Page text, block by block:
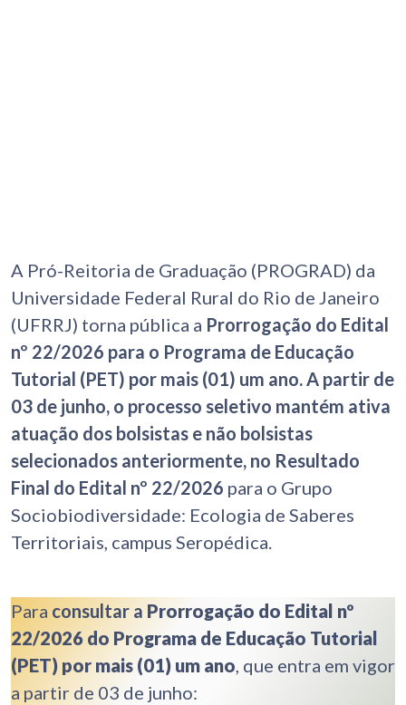
A Pró-Reitoria de Graduação (PROGRAD) da
Universidade Federal Rural do Rio de Janeiro
(UFRRJ) torna pública a Prorrogação do Edital
nº 22/2026 para o Programa de Educação
Tutorial (PET) por mais (01) um ano. A partir de
03 de junho, o processo seletivo mantém ativa
atuação dos bolsistas e não bolsistas
selecionados anteriormente, no Resultado
Final do Edital nº 22/2026 para o Grupo
Sociobiodiversidade: Ecologia de Saberes
Territoriais, campus Seropédica.
Para consultar a Prorrogação do Edital nº
22/2026 do Programa de Educação Tutorial
(PET) por mais (01) um ano , que entra em vigor
a partir de 03 de junho: